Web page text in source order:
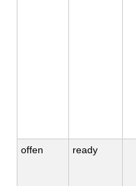
offen ready